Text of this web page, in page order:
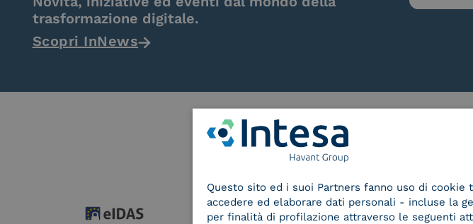
trasformazione digitale.
Scopri InNews
Questo sito ed i suoi Partners fanno uso di
accedere ed elaborare dati personali - incluse la
per finalità di profilazione attraverso le seguenti